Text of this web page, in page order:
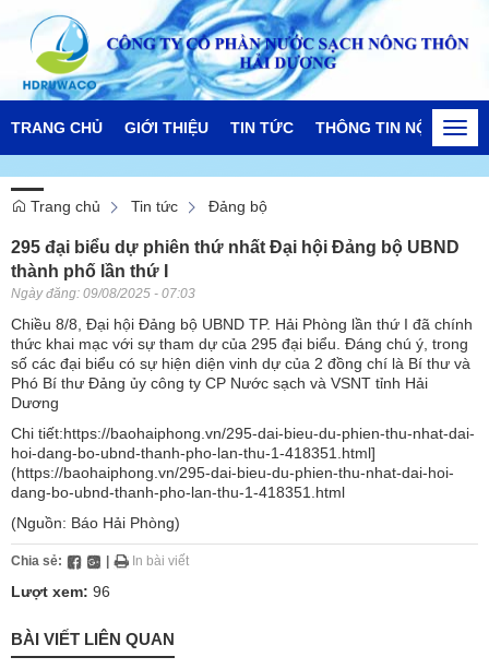
TRANG CHỦ GIỚI THIỆU TIN TỨC THÔNG TIN NỘI BỘ
Trang chủ Tin tức Đảng bộ
295 đại biểu dự phiên thứ nhất Đại hội Đảng bộ UBND
thành phố lần thứ I
Ngày đăng: 09/08/2025 - 07:03
Chiều 8/8, Đại hội Đảng bộ UBND TP. Hải Phòng lần thứ I đã chính
thức khai mạc với sự tham dự của 295 đại biểu. Đáng chú ý, trong
số các đại biểu có sự hiện diện vinh dự của 2 đồng chí là Bí thư và
Phó Bí thư Đảng ủy công ty CP Nước sạch và VSNT tỉnh Hải
Dương
Chi tiết:https://baohaiphong.vn/295-dai-bieu-du-phien-thu-nhat-dai-
hoi-dang-bo-ubnd-thanh-pho-lan-thu-1-418351.html]
(https://baohaiphong.vn/295-dai-bieu-du-phien-thu-nhat-dai-hoi-
dang-bo-ubnd-thanh-pho-lan-thu-1-418351.html
(Nguồn: Báo Hải Phòng)
Chia sẻ: In bài viết
Lượt xem: 96
BÀI VIẾT LIÊN QUAN